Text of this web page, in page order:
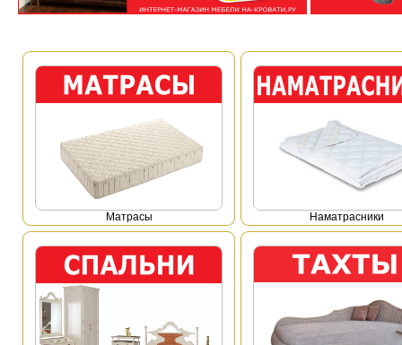
Mатрасы Наматрасники